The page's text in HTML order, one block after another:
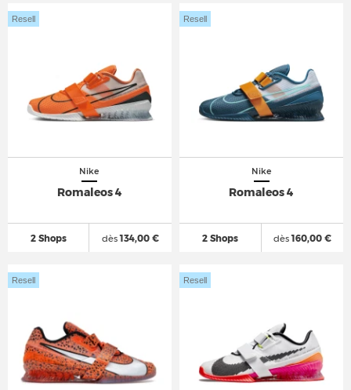
Nike
Romaleos 4
2 Shops
Resell
dès134,00 €
Nike
Romaleos 4
2 Shops
Resell
dès160,00 €
Resell Resell